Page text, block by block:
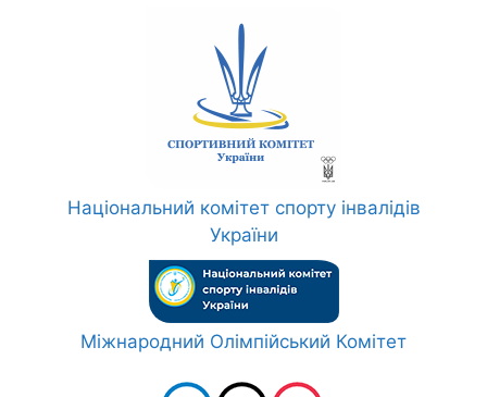
Національний комітет спорту інвалідів
України
Міжнародний Олімпійський Комітет